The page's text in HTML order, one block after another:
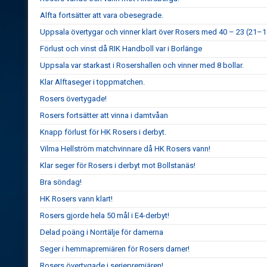
Alfta fortsätter att vara obesegrade.
Uppsala övertygar och vinner klart över Rosers med 40 – 23
Förlust och vinst då RIK Handboll var i Borlänge
Uppsala var starkast i Rosershallen och vinner med 8 bollar.
Klar Alftaseger i toppmatchen.
Rosers övertygade!
Rosers fortsätter att vinna i damtvåan
Knapp förlust för HK Rosers i derbyt.
Vilma Hellström matchvinnare då HK Rosers vann!
Klar seger för Rosers i derbyt mot Bollstanäs!
Bra söndag!
HK Rosers vann klart!
Rosers gjorde hela 50 mål i E4-derbyt!
Delad poäng i Norrtälje för damerna
Seger i hemmapremiären för Rosers damer!